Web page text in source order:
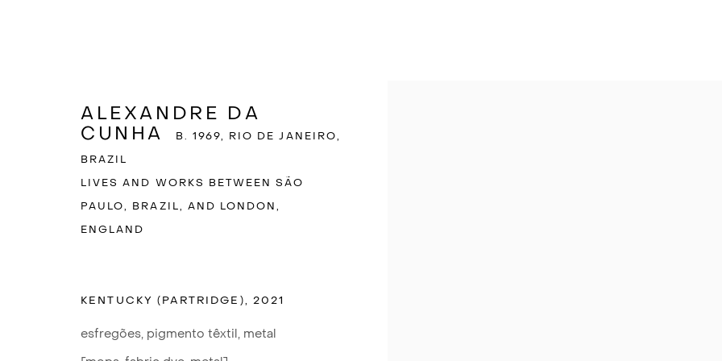
ALEXANDRE DA
CUNHA
B. 1969, RIO DE JANEIRO,
BRAZIL
LIVES AND WORKS BETWEEN SÃO
PAULO, BRAZIL, AND LONDON,
ENGLAND
KENTUCKY (PARTRIDGE), 2021
esfregões, pigmento têxtil, metal